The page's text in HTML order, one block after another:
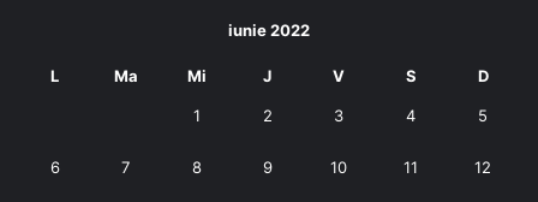
iunie 2022
L Ma Mi J V S D
1 2 3 4 5
6 7 8 9 10 11 12